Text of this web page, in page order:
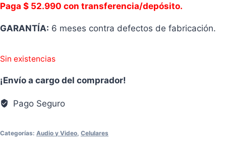
Paga $ 52.990 con transferencia/depósito.
GARANTÍA: 6 meses contra defectos de fabricación.
Sin existencias
¡Envío a cargo del comprador!
Pago Seguro
Categorías: Audio y Video Celulares